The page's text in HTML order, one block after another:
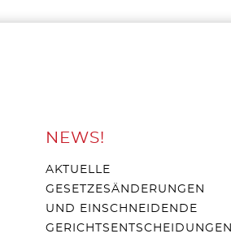
NEWS!
AKTUELLE
GESETZESÄNDERUNGEN
UND EINSCHNEIDENDE
GERICHTSENTSCHEIDUNGEN